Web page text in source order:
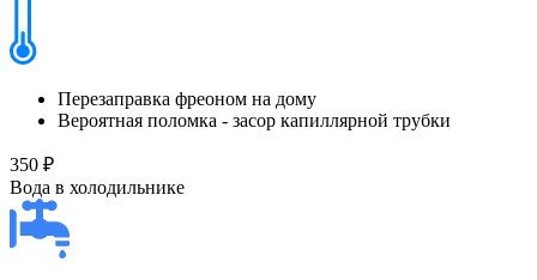
Перезаправка фреоном на дому
Вероятная поломка - засор капиллярной трубки
350 ₽
Вода в холодильнике